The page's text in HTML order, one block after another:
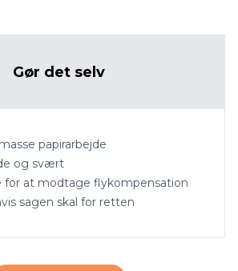
Gør det selv
papirarbejde
og svært
for at modtage flykompensation
sagen skal for retten